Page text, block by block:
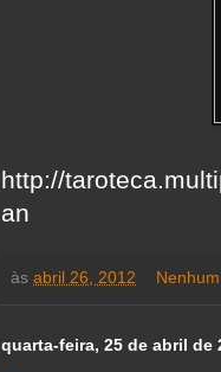
http://
an
às abril 26, 2012
quarta-feira, 25 de abril de